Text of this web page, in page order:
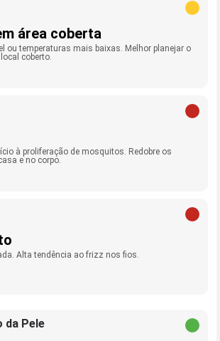
área coberta
ou temperaturas mais baixas. Melhor planejar o
coberto.
à proliferação de mosquitos. Redobre os
e no corpo.
Alta tendência ao frizz nos fios.
da Pele